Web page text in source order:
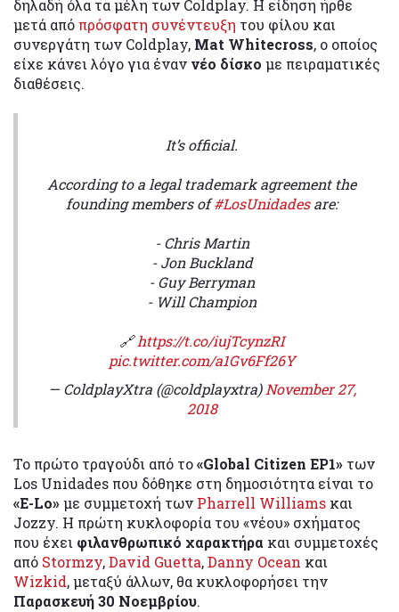
δηλαδή όλα τα μέλη των Coldplay. Η είδηση ήρθε
μετά από πρόσφατη συνέντευξη του φίλου και
συνεργάτη των Coldplay, Mat Whitecross, ο οποίος
είχε κάνει λόγο για έναν νέο δίσκο με πειραματικές
διαθέσεις.
It’s official.
According to a legal trademark agreement the
founding members of#LosUnidadesare:
- Chris Martin
- Jon Buckland
- Guy Berryman
- Will Champion
🔗https://t.co/iujTcynzRI
pic.twitter.com/a1Gv6Ff26Y
— ColdplayXtra (@coldplayxtra)November 27,
2018
Το πρώτο τραγούδι από το«Global Citizen EP1» των
Los Unidades που δόθηκε στη δημοσιότητα είναι το
«E-Lo»με συμμετοχή των Pharrell Williams και
Jozzy. Η πρώτη κυκλοφορία του «νέου» σχήματος
που έχει φιλανθρωπικό χαρακτήρα και συμμετοχές
από Stormzy,David Guetta,Danny Ocean και
Wizkid, μεταξύ άλλων, θα κυκλοφορήσει την
Παρασκευή 30 Νοεμβρίου.